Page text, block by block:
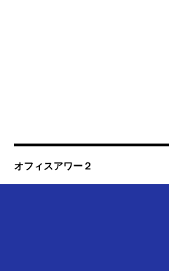
オフィスアワー２